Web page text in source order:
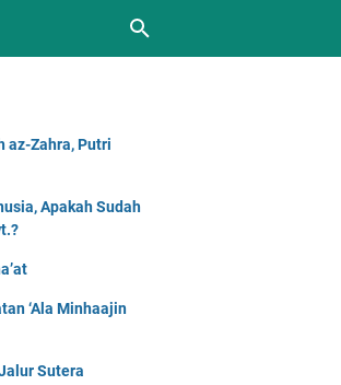
az-Zahra, Putri
Apakah Sudah
‘Ala Minhaajin
Sutera